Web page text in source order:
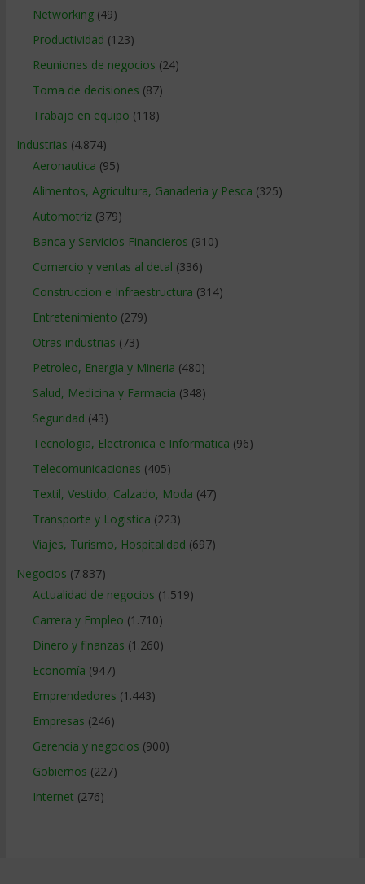
Networking(49)
Productividad (123)
Reuniones de negocios (24)
Toma de decisiones (87)
Trabajo en equipo (118)
Industrias (4.874)
Aeronautica (95)
Alimentos, Agricultura, Ganaderia y Pesca (325)
Automotriz(379)
Banca y Servicios Financieros (910)
Comercio y ventas al detal (336)
Construccion e Infraestructura (314)
Entretenimiento (279)
Otras industrias (73)
Petroleo, Energia y Mineria (480)
Salud, Medicina y Farmacia (348)
Seguridad (43)
Tecnologia, Electronica e Informatica (96)
Telecomunicaciones (405)
Textil, Vestido, Calzado, Moda (47)
Transporte y Logistica (223)
Viajes, Turismo, Hospitalidad (697)
Negocios (7.837)
Actualidad de negocios (1.519)
Carrera y Empleo (1.710)
Dinero y finanzas (1.260)
Economía (947)
Emprendedores (1.443)
Empresas (246)
Gerencia y negocios (900)
Gobiernos (227)
Internet (276)